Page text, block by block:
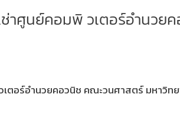
ช่าศูนย์คอมพิ วเตอร์อำนว
เตอร์อำนวยคอวนิช คณะวนศาสตร์ มหาวิ